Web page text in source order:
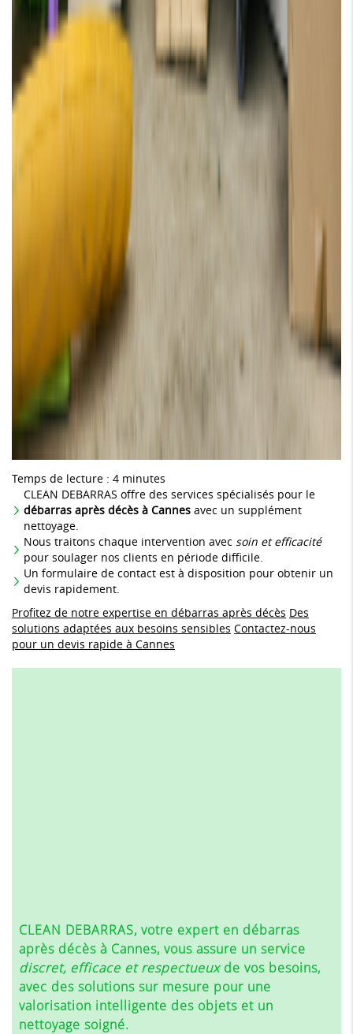
Temps de lecture : 4 minutes
CLEAN DEBARRAS offre des services spécialisés pour le
débarras après décès à Cannes avec un supplément
nettoyage.
Nous traitons chaque intervention avec soin et efficacité
pour soulager nos clients en période difficile.
Un formulaire de contact est à disposition pour obtenir un
devis rapidement.
Profitez de notre expertise en débarras après décès Des
solutions adaptées aux besoins sensibles Contactez-nous
pour un devis rapide à Cannes
CLEAN DEBARRAS, votre expert en débarras
après décès à Cannes, vous assure un service
discret, efficace et respectueuxde vos besoins,
avec des solutions sur mesure pour une
valorisation intelligente des objets et un
nettoyage soigné.